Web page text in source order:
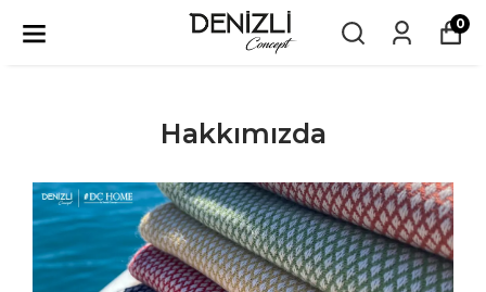
0
Hakkımızda